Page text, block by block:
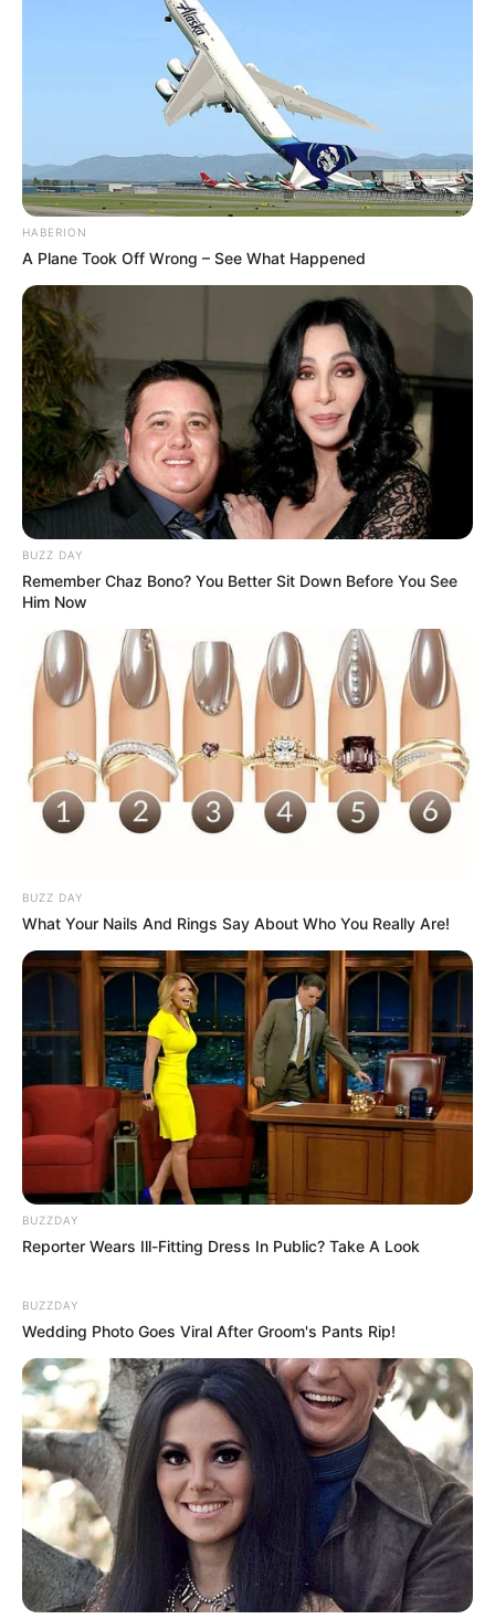
HABERION
A Plane Took Off Wrong – See What Happened
BUZZ DAY
Remember Chaz Bono? You Better Sit Down Before You See
Him Now
BUZZ DAY
What Your Nails And Rings Say About Who You Really Are!
BUZZDAY
Reporter Wears Ill-Fitting Dress In Public? Take A Look
BUZZDAY
Wedding Photo Goes Viral After Groom's Pants Rip!